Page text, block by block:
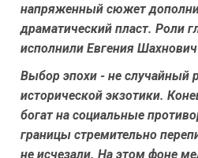
напряженный сюжет
драматический пласт. Роли
исполнили Евгения
Выбор эпохи - не случайный
исторической экзотики.
богат на социальные
границы стремительно
не исчезали. На этом фоне